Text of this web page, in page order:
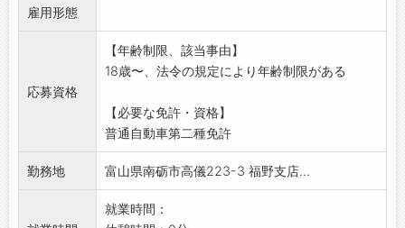
*現在20代～60代まで幅広い年代のスタッフが
活躍中
【変更範囲:変更なし】
雇用形態
応募資格
【年齢制限、該当事由】
18歳〜、法令の規定により年齢制限がある
【必要な免許・資格】
普通自動車第二種免許
勤務地 富山県南砺市高儀223-3 福野支店...
就業時間：